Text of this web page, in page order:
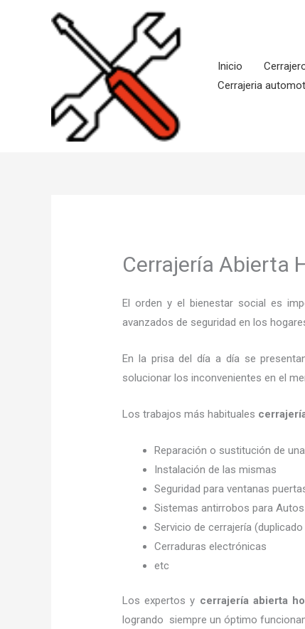
Inicio
Cerrajeria
Cerrajería Abierta
El orden y el bienestar social es
avanzados de seguridad en los
En la prisa del día a día se
solucionar los inconvenientes en el
Los trabajos más habituales
Reparación o sustitución de
Instalación de las mismas
Seguridad para ventanas
Sistemas antirrobos para Autos
Servicio de cerrajería (duplicado
Cerraduras electrónicas
etc
Los expertos y cerrajería abierta
logrando siempre un óptimo